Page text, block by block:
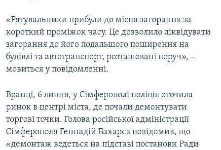
«Рятувальники прибули до місця загорання за
короткий проміжок часу. Це дозволило ліквідувати
загорання до його подальшого поширення на
будівлі та автотранспорт, розташовані поруч», –
мовиться у повідомленні.
Вранці, 6 липня, у Сімферополі поліція оточила
ринок в центрі міста, де почали демонтувати
торгові точки. Голова російської адміністрації
Сімферополя Геннадій Бахарєв повідомив, що
«демонтаж ведеться на підставі постанови Ради